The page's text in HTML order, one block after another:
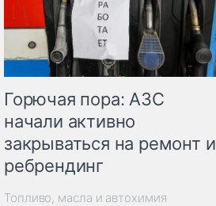
Горючая пора: АЗС
начали активно
закрываться на ремонт и
ребрендинг
Топливо, масла и автохимия